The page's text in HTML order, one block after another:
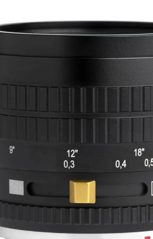
canon sx740 hs
7. card memorie
dji mic mini
dji osmo pocket 4